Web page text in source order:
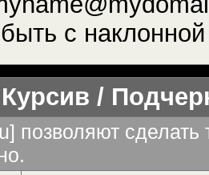
с
/
позволяют